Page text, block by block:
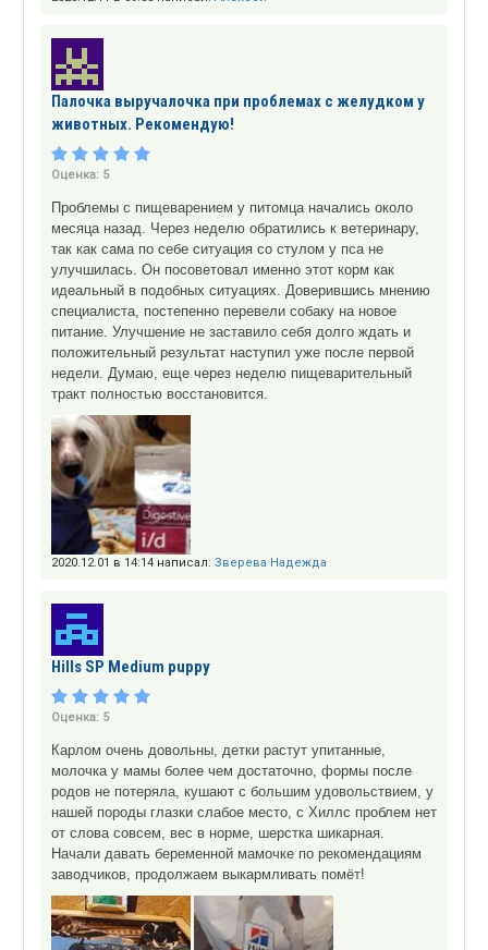
Палочка выручалочка при проблемах с желудком у
животных. Рекомендую!
Оценка: 5
Проблемы с пищеварением у питомца начались около
месяца назад. Через неделю обратились к ветеринару,
так как сама по себе ситуация со стулом у пса не
улучшилась. Он посоветовал именно этот корм как
идеальный в подобных ситуациях. Доверившись мнению
специалиста, постепенно перевели собаку на новое
питание. Улучшение не заставило себя долго ждать и
положительный результат наступил уже после первой
недели. Думаю, еще через неделю пищеварительный
тракт полностью восстановится.
2020.12.01 в 14:14 написал: Зверева Надежда
Hills SP Medium puppy
Оценка: 5
Карлом очень довольны, детки растут упитанные,
молочка у мамы более чем достаточно, формы после
родов не потеряла, кушают с большим удовольствием, у
нашей породы глазки слабое место, с Хиллс проблем нет
от слова совсем, вес в норме, шерстка шикарная.
Начали давать беременной мамочке по рекомендациям
заводчиков, продолжаем выкармливать помёт!